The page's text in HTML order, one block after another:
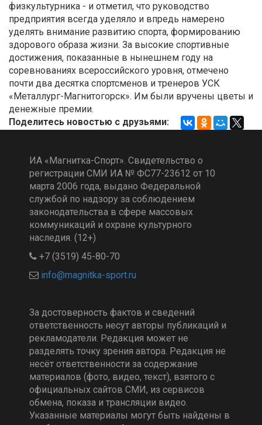
физкультурника - и отметил, что руководство
предприятия всегда уделяло и впредь намерено
уделять внимание развитию спорта, формированию
здорового образа жизни. За высокие спортивные
достижения, показанные в нынешнем году на
соревнованиях всероссийского уровня, отмечено
почти два десятка спортсменов и тренеров УСК
«Металлург-Магнитогорск». Им были вручены цветы и
денежные премии.
Поделитесь новостью с друзьями:
ИА «Магнитка-Спорт». Свидетельство о
регистрации СМИ ИА № ФС77-23612 от 10
марта 2006 года, выдано Федеральной
службой по надзору за соблюдением
законодательства в сфере массовых
коммуникаций и охране культурного
наследия. (12+)
+7 (3519) 45-80-70
За достоверность фактов и сведений
ответственность несут авторы публикаций и
рекламодатели. Редакция может не
разделять точку зрения автора. Редакция не
несёт ответственности за содержание
материалов (фото, видео, текст), взятого с
официальных сайтов СМИ, из сервисов
обмена, показа и трансляции видео.
Указанные материалы могут быть найдены в